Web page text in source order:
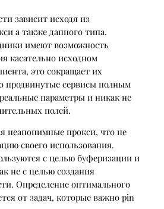
зависит исходя из
а также данного типа.
имеют возможность
касательно исходном
это сокращает их
продвинутые сервисы полным
параметры и никак не
полей.
неанонимные прокси, что не
своего использования.
с целью буферизации и
не с целью создания
Определение оптимального
от задач, которые важно pin